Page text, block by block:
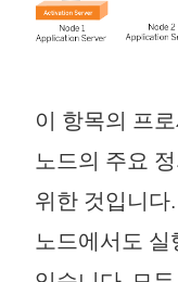
이 항목의 프
노드의 주요
위한 것입니다
노드에서도